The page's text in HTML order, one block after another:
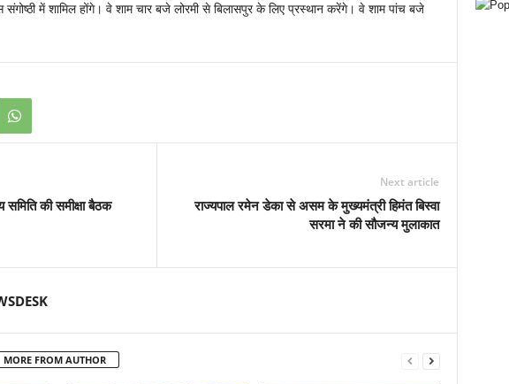
संगोष्ठी में शामिल होंगे। वे शाम चार बजे लोरमी से बिलासपुर के लिए प्रस्थान करेंगे। वे शाम पांच बजे
की समीक्षा बैठक
Next article
राज्यपाल रमेन डेका से असम के मुख्यमंत्री हिमंत बिस्वा
सरमा ने की सौजन्य मुलाकात
MORE FROM AUTHOR